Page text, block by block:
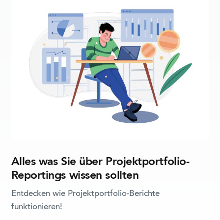
Alles was Sie über Projektportfolio-
Reportings wissen sollten
Entdecken wie Projektportfolio-Berichte
funktionieren!